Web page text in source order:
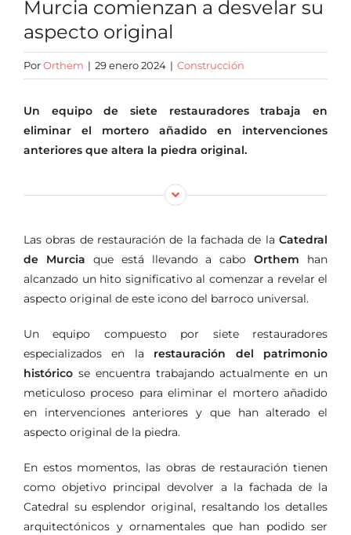
Oficina virtual
Murcia comienzan a desvelar su
aspecto original
PorOrthem | 29 enero 2024 | Construcción
Un equipo de siete restauradores trabaja en
eliminar el mortero añadido en intervenciones
anteriores que altera la piedra original.
Las obras de restauración de la fachada de la Catedral
de Murcia que está llevando a caboOrthem han
alcanzado un hito significativo al comenzar a revelar el
aspecto original de este icono del barroco universal.
Un equipo compuesto por siete restauradores
especializados en la restauración del patrimonio
histórico se encuentra trabajando actualmente en un
meticuloso proceso para eliminar el mortero añadido
en intervenciones anteriores y que han alterado el
aspecto original de la piedra.
En estos momentos, las obras de restauración tienen
como objetivo principal devolver a la fachada de la
Catedral su esplendor original, resaltando los detalles
arquitectónicos y ornamentales que han podido ser